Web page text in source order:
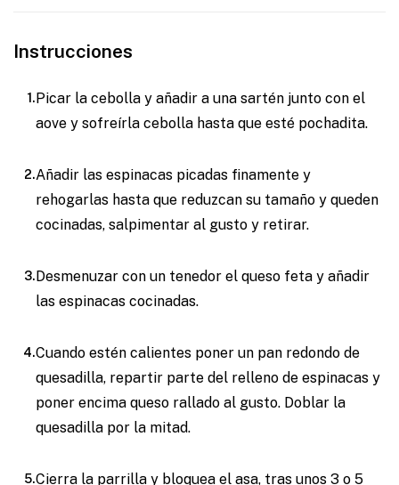
Instrucciones
Picar la cebolla y añadir a una sartén junto con el
aove y sofreírla cebolla hasta que esté pochadita.
Añadir las espinacas picadas finamente y
rehogarlas hasta que reduzcan su tamaño y queden
cocinadas, salpimentar al gusto y retirar.
Desmenuzar con un tenedor el queso feta y añadir
las espinacas cocinadas.
Cuando estén calientes poner un pan redondo de
quesadilla, repartir parte del relleno de espinacas y
poner encima queso rallado al gusto. Doblar la
quesadilla por la mitad.
Cierra la parrilla y bloquea el asa, tras unos 3 o 5